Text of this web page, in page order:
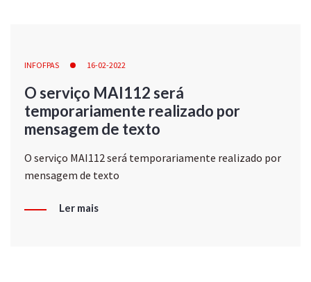
INFOFPAS 16-02-2022
O serviço MAI112 será
temporariamente realizado por
mensagem de texto
O serviço MAI112 será temporariamente realizado por
mensagem de texto
Ler mais